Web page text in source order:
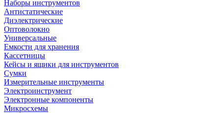
Наборы инструментов
Антистатические
Диэлектрические
Оптоволокно
Универсальные
Емкости для хранения
Кассетницы
Кейсы и ящики для инструментов
Сумки
Измерительные инструменты
Электроинструмент
Электронные компоненты
Микросхемы